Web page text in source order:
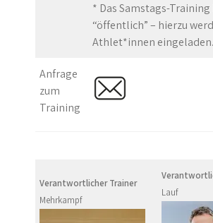
* Das Samstags-
“öffentlich” – hierzu
Athlet*innen eingeladen.
Anfrage
zum
Training
Verantwortlicher Trainer
Mehrkampf
Lauf